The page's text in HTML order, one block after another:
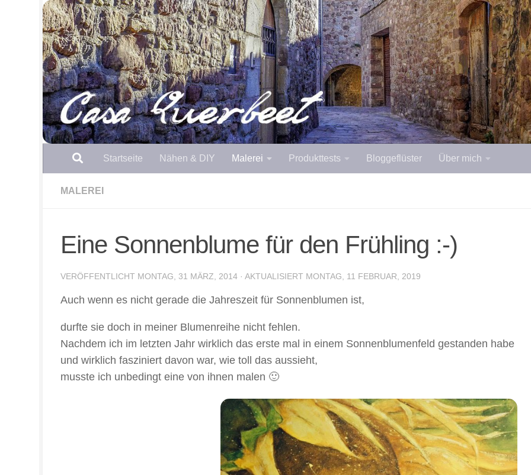
Zum Inhalt springen
Startseite Nähen & DIY Malerei Produkttests Bloggeflüster Über mich
MALEREI
Eine Sonnenblume für den Frühling :-)
VERÖFFENTLICHT MONTAG, 31 MÄRZ, 2014 · AKTUALISIERT MONTAG, 11 FEBRUAR, 2019
Auch wenn es nicht gerade die Jahreszeit für Sonnenblumen ist,
durfte sie doch in meiner Blumenreihe nicht fehlen.
Nachdem ich im letzten Jahr wirklich das erste mal in einem Sonnenblumenfeld gestanden habe
und wirklich fasziniert davon war, wie toll das aussieht,
musste ich unbedingt eine von ihnen malen 🙂